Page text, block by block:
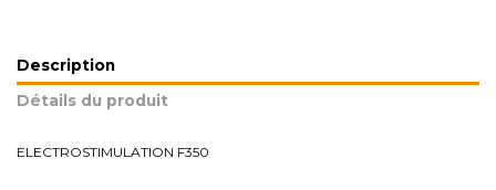
Description
Détails du produit
ELECTROSTIMULATION F350